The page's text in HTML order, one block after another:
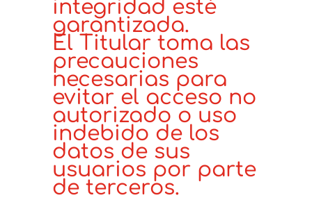
integridad esté
garantizada.
El Titular toma las
precauciones
necesarias para
evitar el acceso no
autorizado o uso
indebido de los
datos de sus
usuarios por parte
de terceros.